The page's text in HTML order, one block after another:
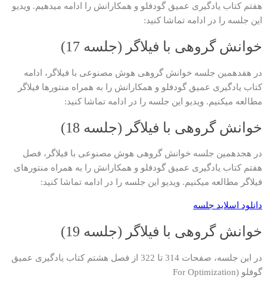
هفتم کتاب یادگیری عمیق گودفلو و همکارانش را ادامه میدهیم. ویدیو
این جلسه را در ادامه تماشا کنید:
خوانش گروهی با فیلاگر (جلسه 17)
در هفدهمین جلسه خوانش گروهی هوش مصنوعی با فیلاگر، ادامه
کتاب یادگیری عمیق گودفلو و همکارانش را به همراه منتورها فیلاگر
مطالعه میکنیم. ویدیو این جلسه را در ادامه تماشا کنید:
خوانش گروهی با فیلاگر (جلسه 18)
در هجدهمین جلسه خوانش گروهی هوش مصنوعی با فیلاگر، فصل
هفتم کتاب یادگیری عمیق گودفلو و همکارانش را به همراه منتورهای
فیلاگر مطالعه میکنیم. ویدیو این جلسه را در ادامه تماشا کنید:
دانلود اسلاید جلسه
خوانش گروهی با فیلاگر (جلسه 19)
در این جلسه، صفحات 314 تا 322 از فصل هشتم کتاب یادگیری عمیق
گوفلو (For Optimization